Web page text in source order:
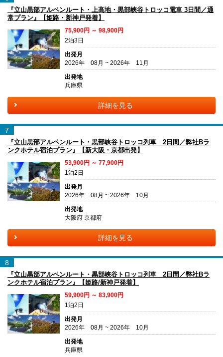
『立山黒部アルペンルート・上高地・黒部峡谷トロッコ電車 3日間／通
常プラン』【姫路・新神戸発着】
75,900円 ～ 98,900円
2泊3日
出発月
2026年 08月 ~ 2026年 11月
出発地
兵庫県
詳細を見る
7
『立山黒部アルペンルート・黒部峡谷トロッコ列車 2日間／弊社Bラ
ンクホテル宿泊プラン』【新大阪・京都出発】
53,900円 ～ 77,900円
1泊2日
出発月
2026年 08月 ~ 2026年 10月
出発地
大阪府 京都府
詳細を見る
8
『立山黒部アルペンルート・黒部峡谷トロッコ列車 2日間／弊社Bラ
ンクホテル宿泊プラン』【姫路/新神戸発着】
59,900円 ～ 83,900円
1泊2日
出発月
2026年 08月 ~ 2026年 10月
出発地
兵庫県